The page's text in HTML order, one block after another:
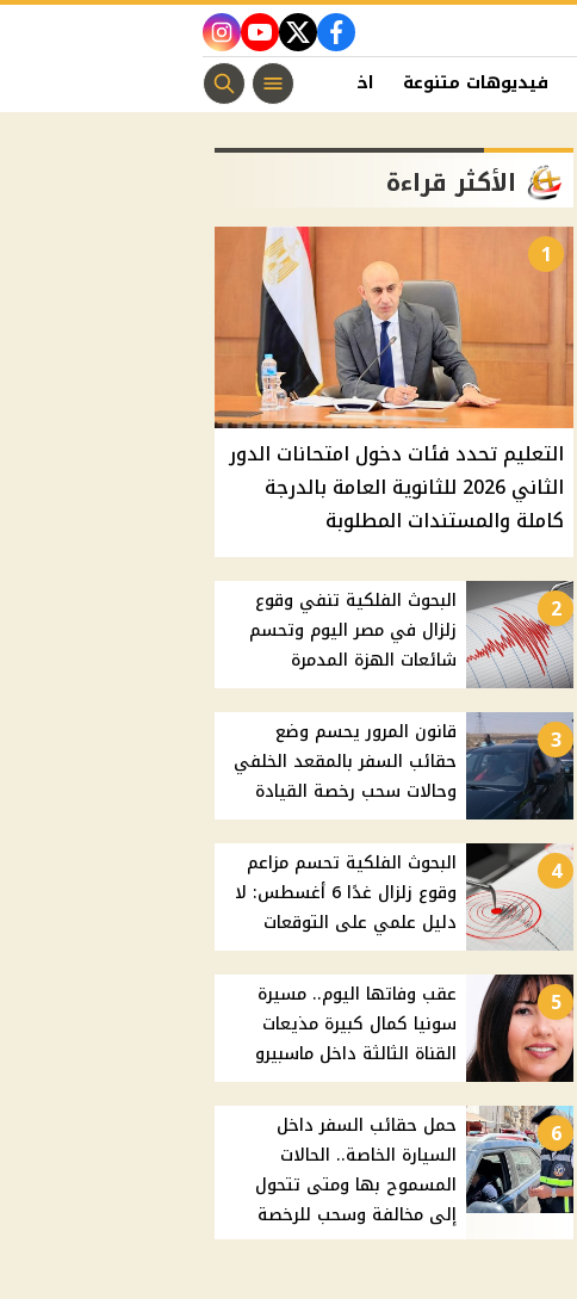
facebook
twitter
youtube
instagram
فيديوهات متنوعة اخبار الفن منوعات مسيحية
الأكثر قراءة
1
التعليم تحدد فئات دخول امتحانات الدور
الثاني 2026 للثانوية العامة بالدرجة
كاملة والمستندات المطلوبة
2
البحوث الفلكية تنفي وقوع
زلزال في مصر اليوم وتحسم
شائعات الهزة المدمرة
3
قانون المرور يحسم وضع
حقائب السفر بالمقعد الخلفي
وحالات سحب رخصة القيادة
4
البحوث الفلكية تحسم مزاعم
وقوع زلزال غدًا 6 أغسطس: لا
دليل علمي على التوقعات
5
عقب وفاتها اليوم.. مسيرة
سونيا كمال كبيرة مذيعات
القناة الثالثة داخل ماسبيرو
6
حمل حقائب السفر داخل
السيارة الخاصة.. الحالات
المسموح بها ومتى تتحول
إلى مخالفة وسحب للرخصة